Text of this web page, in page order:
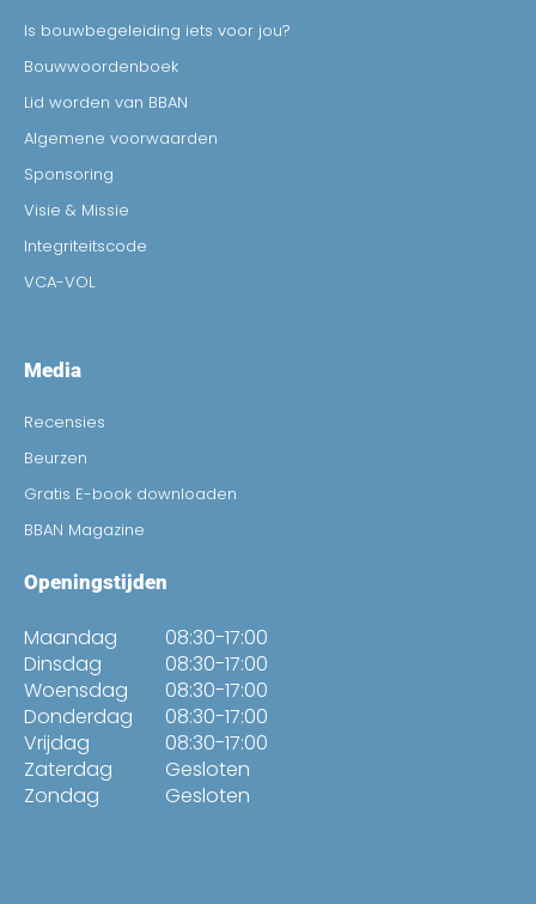
Is bouwbegeleiding iets voor jou?
Bouwwoordenboek
Lid worden van BBAN
Algemene voorwaarden
Sponsoring
Visie & Missie
Integriteitscode
VCA-VOL
Media
Recensies
Beurzen
Gratis E-book downloaden
BBAN Magazine
Openingstijden
Maandag
Dinsdag
Woensdag
Donderdag
Vrijdag
Zaterdag
Zondag
08:30-17:00
08:30-17:00
08:30-17:00
08:30-17:00
08:30-17:00
Gesloten
Gesloten